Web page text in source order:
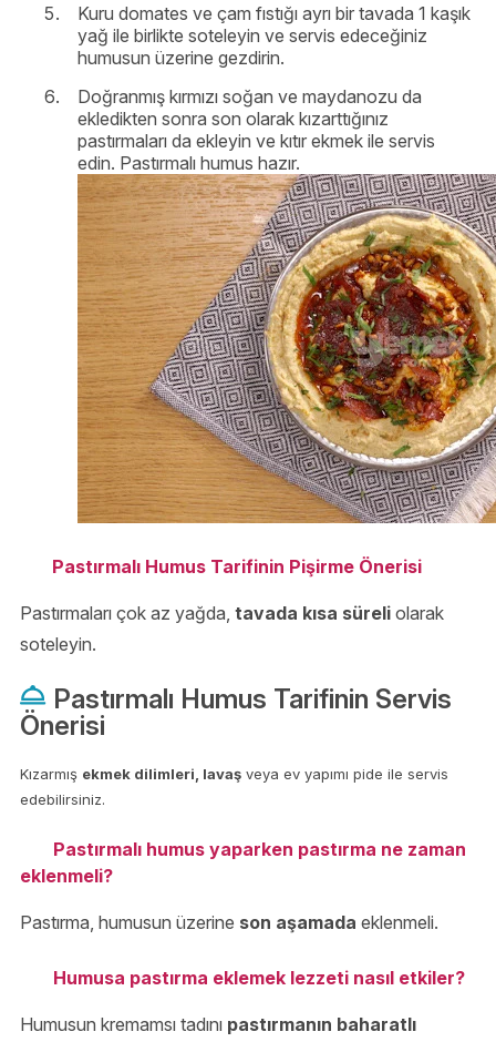
Kuru domates ve çam fıstığı ayrı bir tavada 1 kaşık
yağ ile birlikte soteleyin ve servis edeceğiniz
humusun üzerine gezdirin.
Doğranmış kırmızı soğan ve maydanozu da
ekledikten sonra son olarak kızarttığınız
pastırmaları da ekleyin ve kıtır ekmek ile servis
edin. Pastırmalı humus hazır.
Pastırmalı Humus Tarifinin Pişirme Önerisi
Pastırmaları çok az yağda, tavada kısa süreli olarak
soteleyin.
Pastırmalı Humus Tarifinin Servis
Önerisi
Kızarmış ekmek dilimleri, lavaş veya ev yapımı pide ile servis
edebilirsiniz.
Pastırmalı humus yaparken pastırma ne zaman
eklenmeli?
Pastırma, humusun üzerine son aşamada eklenmeli.
Humusa pastırma eklemek lezzeti nasıl etkiler?
Humusun kremamsı tadını pastırmanın baharatlı